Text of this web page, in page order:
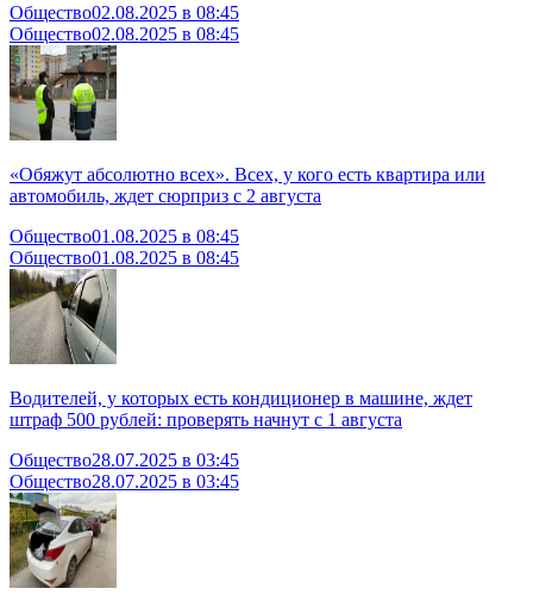
Общество02.08.2025 в 08:45
Общество02.08.2025 в 08:45
«Обяжут абсолютно всех». Всех, у кого есть квартира или
автомобиль, ждет сюрприз с 2 августа
Общество01.08.2025 в 08:45
Общество01.08.2025 в 08:45
Водителей, у которых есть кондиционер в машине, ждет
штраф 500 рублей: проверять начнут с 1 августа
Общество28.07.2025 в 03:45
Общество28.07.2025 в 03:45